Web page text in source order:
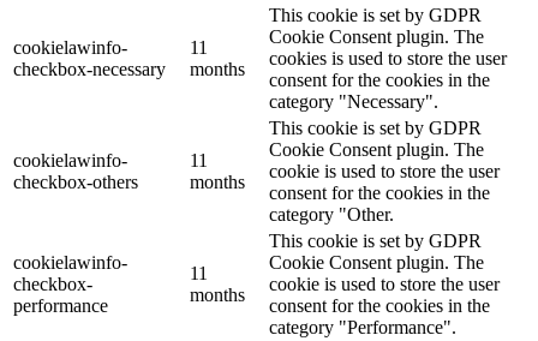
cookielawinfo-
checkbox-necessary
11
months
This cookie is set by GDPR
Cookie Consent plugin. The
cookies is used to store the user
consent for the cookies in the
category "Necessary".
cookielawinfo-
checkbox-others
11
months
This cookie is set by GDPR
Cookie Consent plugin. The
cookie is used to store the user
consent for the cookies in the
category "Other.
cookielawinfo-
checkbox-
performance
11
months
This cookie is set by GDPR
Cookie Consent plugin. The
cookie is used to store the user
consent for the cookies in the
category "Performance".